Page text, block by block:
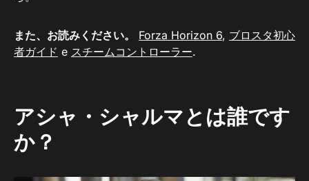
また、お読みください。 Forza Horizon 6, ブロスタ初心
者ガイド e スチームコントローラー.
アシャ・シャルマとは誰です
か？